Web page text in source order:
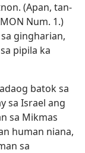
(Apan, tan-
Num. 1.)
gingharian,
pipila ka
batok sa
sa Israel ang
sa Mikmas
human niana,
sa